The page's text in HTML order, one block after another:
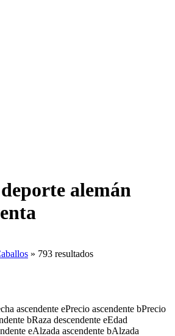
alemán
» 793 resultados
ascendente ePrecio ascendente bPrecio
bRaza descendente eEdad
eAlzada ascendente bAlzada